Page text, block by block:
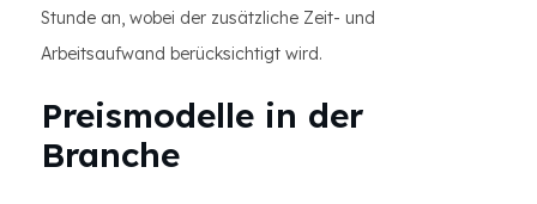
Stunde an, wobei der zusätzliche Zeit- und
Arbeitsaufwand berücksichtigt wird.
Preismodelle in der
Branche